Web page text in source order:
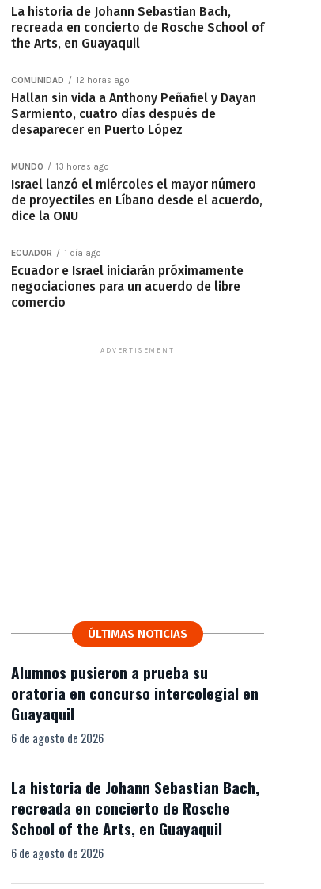
La historia de Johann Sebastian Bach,
recreada en concierto de Rosche School of
the Arts, en Guayaquil
COMUNIDAD 12 horas ago
Hallan sin vida a Anthony Peñafiel y Dayan
Sarmiento, cuatro días después de
desaparecer en Puerto López
MUNDO 13 horas ago
Israel lanzó el miércoles el mayor número
de proyectiles en Líbano desde el acuerdo,
dice la ONU
ECUADOR 1 día ago
Ecuador e Israel iniciarán próximamente
negociaciones para un acuerdo de libre
comercio
ADVERTISEMENT
ÚLTIMAS NOTICIAS
Alumnos pusieron a prueba su
oratoria en concurso intercolegial en
Guayaquil
6 de agosto de 2026
La historia de Johann Sebastian Bach,
recreada en concierto de Rosche
School of the Arts, en Guayaquil
6 de agosto de 2026